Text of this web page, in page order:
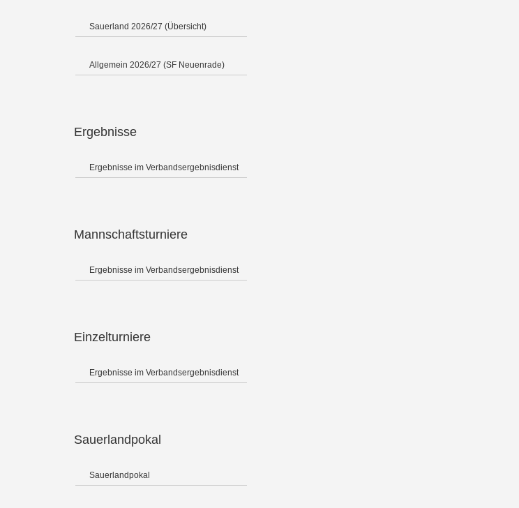
Sauerland 2026/27 (Übersicht)
Allgemein 2026/27 (SF Neuenrade)
Ergebnisse
Ergebnisse im Verbandsergebnisdienst
Mannschaftsturniere
Ergebnisse im Verbandsergebnisdienst
Einzelturniere
Ergebnisse im Verbandsergebnisdienst
Sauerlandpokal
Sauerlandpokal